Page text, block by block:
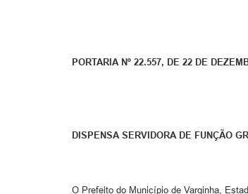
PORTARIA Nº 22.557, DE 22 DE
DISPENSA SERVIDORA DE FUNÇÃO
O Prefeito do Município de Varginha,